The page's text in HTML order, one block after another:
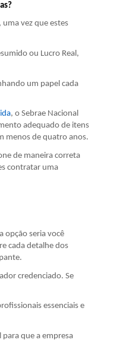
uma vez que estes
ou Lucro Real,
um papel cada
, o Sebrae Nacional
adequado de itens
menos de quatro anos.
de maneira correta
contratar uma
opção seria você
cada detalhe dos
credenciado. Se
essenciais e
que a empresa